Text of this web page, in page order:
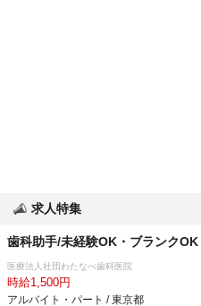
求人特集
歯科助手/未経験OK・ブランクOK
医療法人社団わたなべ歯科医院
時給1,500円
アルバイト・パート / 東京都